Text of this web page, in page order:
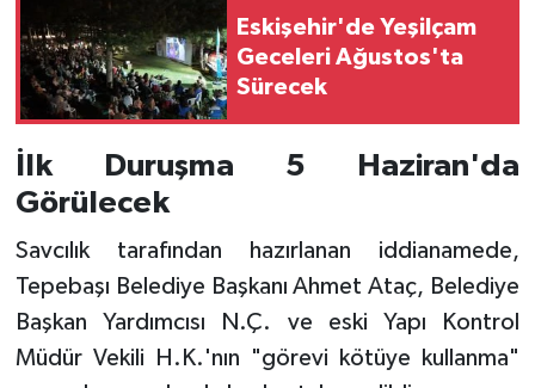
Eskişehir'de Yeşilçam
Geceleri Ağustos'ta
Sürecek
İlk Duruşma 5 Haziran'da
Görülecek
Savcılık tarafından hazırlanan iddianamede,
Tepebaşı Belediye Başkanı Ahmet Ataç, Belediye
Başkan Yardımcısı N.Ç. ve eski Yapı Kontrol
Müdür Vekili H.K.'nın "görevi kötüye kullanma"